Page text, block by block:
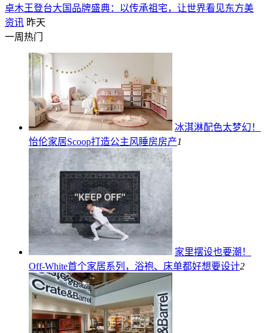
卓木王登台大国品牌盛典：以传承祖宅，让世界看见东方美
资讯 昨天
一周热门
冰淇淋配色太梦幻！
怡伦家居Scoop打造公主风睡房房产1
家里摆设也要潮！
Off-White首个家居系列，浴袍、床单都好想要设计2